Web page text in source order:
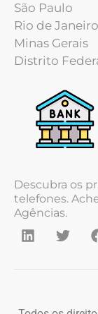
São Paulo
Rio de Janeiro
Minas Gerais
Distrito
Descubra os
telefones.
Agências.